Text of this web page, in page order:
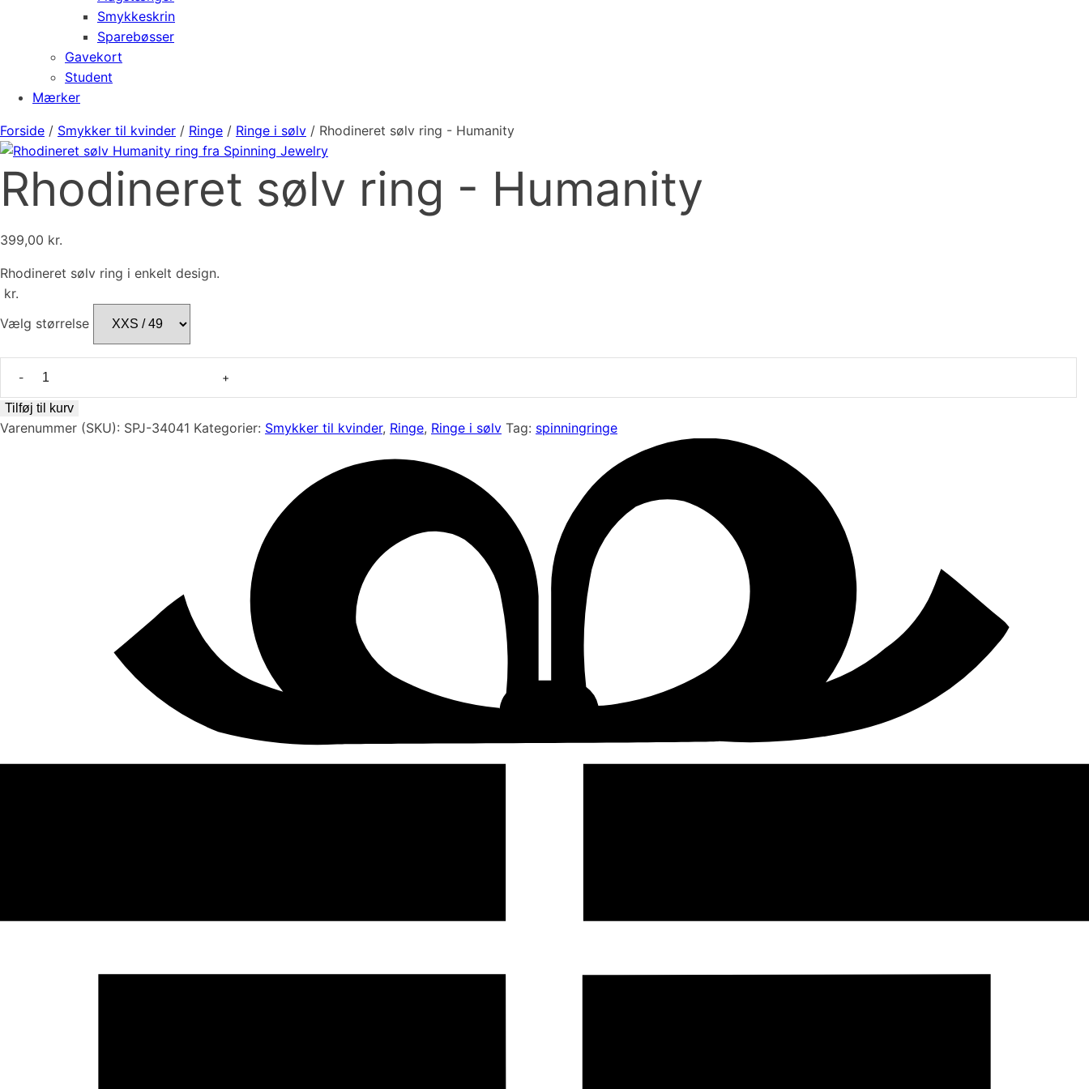
Smykkeskrin
Sparebøsser
Gavekort
Student
Mærker
Forside / Smykker til kvinder / Ringe / Ringe i sølv / Rhodineret sølv ring - Humanity
Rhodineret sølv ring - Humanity
399,00 kr.
Rhodineret sølv ring i enkelt design.
kr.
Vælg størrelse
ring
-
Tilføj til kurv
Varenummer (SKU): SPJ-34041 Kategorier: Smykker til kvinder, Ringe, Ringe i sølv Tag: spinningringe